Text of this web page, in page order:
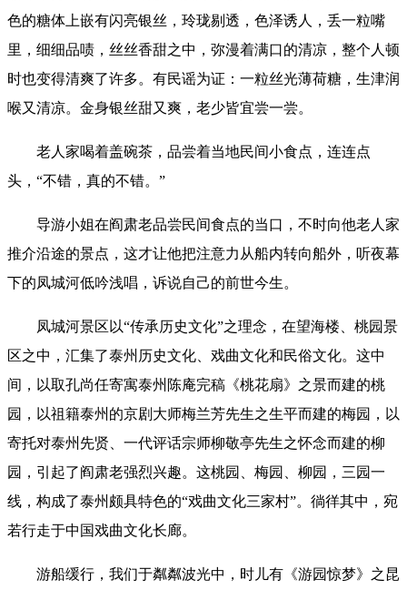
色的糖体上嵌有闪亮银丝，玲珑剔透，色泽诱人，丢一粒嘴
里，细细品啧，丝丝香甜之中，弥漫着满口的清凉，整个人顿
时也变得清爽了许多。有民谣为证：一粒丝光薄荷糖，生津润
喉又清凉。金身银丝甜又爽，老少皆宜尝一尝。
老人家喝着盖碗茶，品尝着当地民间小食点，连连点
头，“不错，真的不错。”
导游小姐在阎肃老品尝民间食点的当口，不时向他老人家
推介沿途的景点，这才让他把注意力从船内转向船外，听夜幕
下的凤城河低吟浅唱，诉说自己的前世今生。
凤城河景区以“传承历史文化”之理念，在望海楼、桃园景
区之中，汇集了泰州历史文化、戏曲文化和民俗文化。这中
间，以取孔尚任寄寓泰州陈庵完稿《桃花扇》之景而建的桃
园，以祖籍泰州的京剧大师梅兰芳先生之生平而建的梅园，以
寄托对泰州先贤、一代评话宗师柳敬亭先生之怀念而建的柳
园，引起了阎肃老强烈兴趣。这桃园、梅园、柳园，三园一
线，构成了泰州颇具特色的“戏曲文化三家村”。徜徉其中，宛
若行走于中国戏曲文化长廊。
游船缓行，我们于粼粼波光中，时儿有《游园惊梦》之昆